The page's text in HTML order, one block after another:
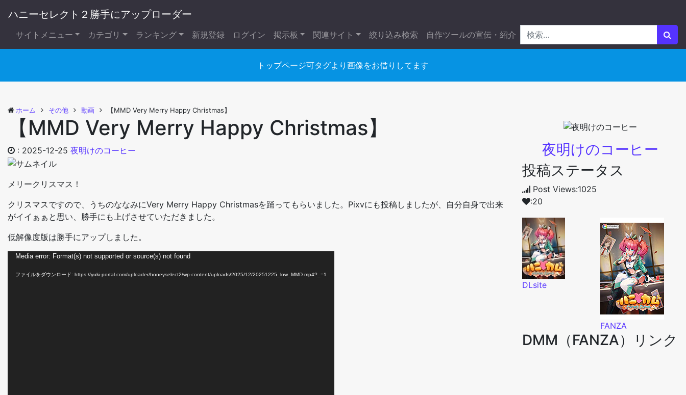
ハニーセレクト２勝手にアップローダー
サイトメニュー カテゴリ ランキング 新規登録 ログイン 掲示板 関連サイト 絞り込み検索 自作ツールの宣伝・紹介
トップページ可タグより画像をお借りしてます
ホーム その他 動画 【MMD Very Merry Happy Christmas】
【MMD Very Merry Happy Christmas】
: 2025-12-25 夜明けのコーヒー
メリークリスマス！
クリスマスですので、うちのななみにVery Merry Happy Christmasを踊ってもらいました。Pixvにも投稿しましたが、自分自身で出来
がイイぁぁと思い、勝手にも上げさせていただきました。
低解像度版は勝手にアップしました。
Media error: Format(s) not supported or source(s) not found
ファイルをダウンロード: https://yuki-portal.com/uploader/honeyselect2/wp-content/uploads/2025/12/20251225_low_MMD.mp4?_=1
夜明けのコーヒー
投稿ステータス
Post Views:1025
:20
DLsite
FANZA
DMM（FANZA）リンク